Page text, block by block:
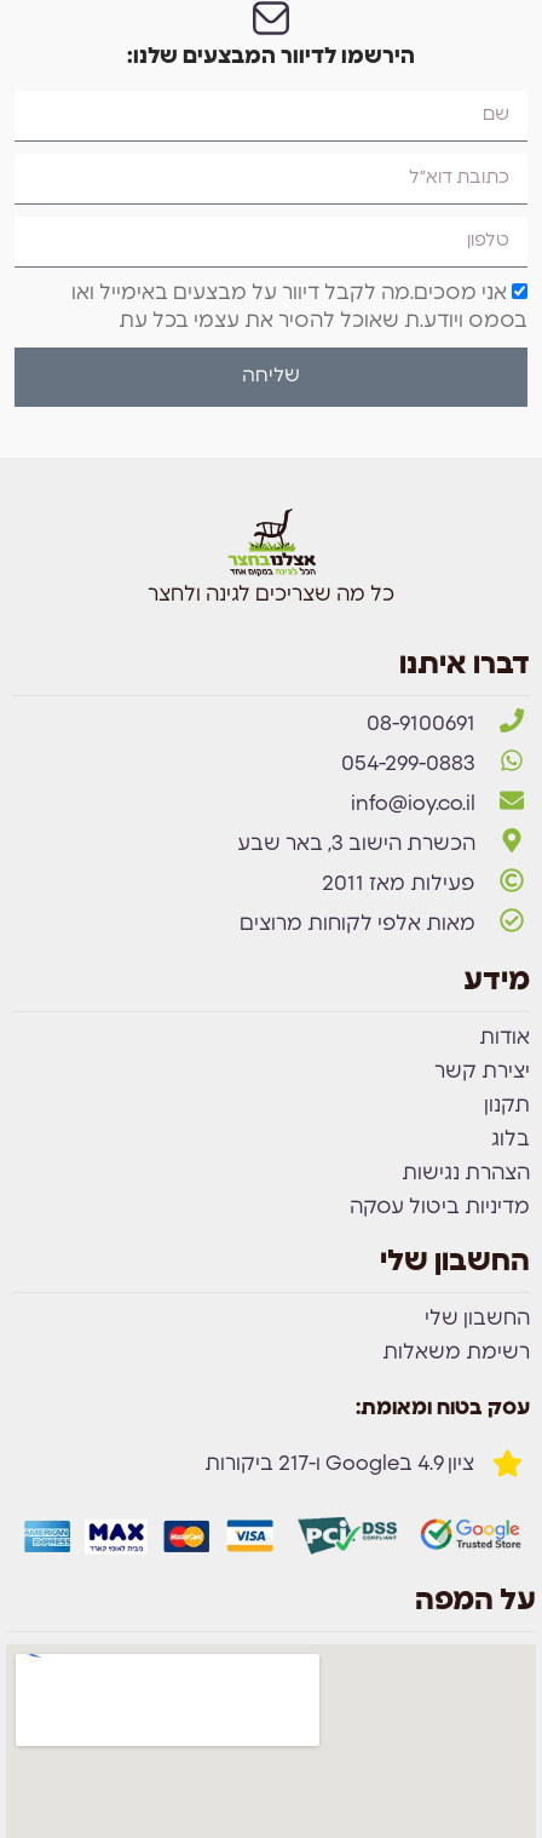
הירשמו לדיוור המבצעים שלנו:
אני מסכים.מה לקבל דיוור על מבצעים באימייל ואו
בסמס ויודע.ת שאוכל להסיר את עצמי בכל עת
שליחה
כל מה שצריכים לגינה ולחצר
דברו איתנו
08-9100691
054-299-0883
info@ioy.co.il
הכשרת הישוב 3, באר שבע
פעילות מאז 2011
מאות אלפי לקוחות מרוצים
מידע
אודות
יצירת קשר
תקנון
בלוג
הצהרת נגישות
מדיניות ביטול עסקה
החשבון שלי
החשבון שלי
רשימת משאלות
עסק בטוח ומאומת:
ציון 4.9 בGoogle ו-217 ביקורות
על המפה